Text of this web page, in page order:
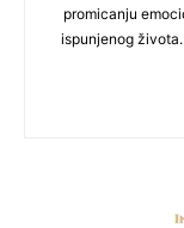
promicanju
ispunjenog